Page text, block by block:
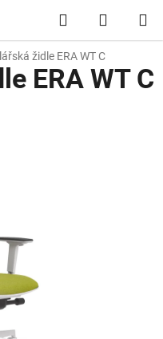
Hledat
KOŠÍK
židle ERA WT C
ERA WT C